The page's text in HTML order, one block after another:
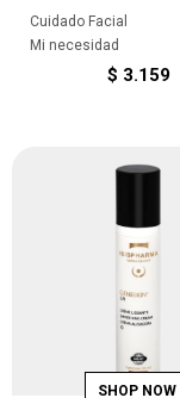
Cuidado Facial
Mi necesidad
$ 3.159